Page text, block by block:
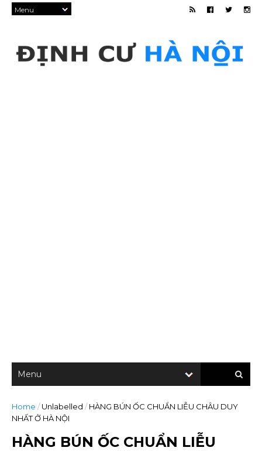
Home /Unlabelled / HÀNG BÚN ỐC CHUẨN LIỄU CHÂU DUY
NHẤT Ở HÀ NỘI
HÀNG BÚN ỐC CHUẨN LIỄU